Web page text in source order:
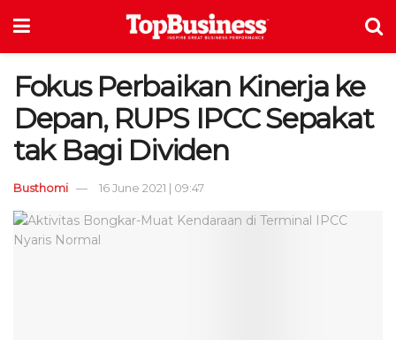
Fokus Perbaikan Kinerja ke
Depan, RUPS IPCC Sepakat
tak Bagi Dividen
Busthomi 16 June 2021 | 09:47